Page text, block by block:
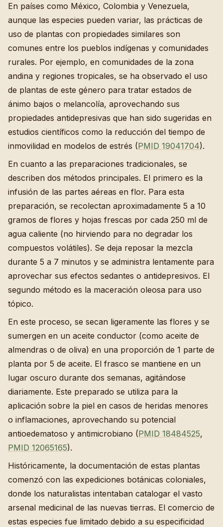
En países como México, Colombia y Venezuela,
aunque las especies pueden variar, las prácticas de
uso de plantas con propiedades similares son
comunes entre los pueblos indígenas y comunidades
rurales. Por ejemplo, en comunidades de la zona
andina y regiones tropicales, se ha observado el uso
de plantas de este género para tratar estados de
ánimo bajos o melancolía, aprovechando sus
propiedades antidepresivas que han sido sugeridas en
estudios científicos como la reducción del tiempo de
inmovilidad en modelos de estrés (PMID 19041704).
En cuanto a las preparaciones tradicionales, se
describen dos métodos principales. El primero es la
infusión de las partes aéreas en flor. Para esta
preparación, se recolectan aproximadamente 5 a 10
gramos de flores y hojas frescas por cada 250 ml de
agua caliente (no hirviendo para no degradar los
compuestos volátiles). Se deja reposar la mezcla
durante 5 a 7 minutos y se administra lentamente para
aprovechar sus efectos sedantes o antidepresivos. El
segundo método es la maceración oleosa para uso
tópico.
En este proceso, se secan ligeramente las flores y se
sumergen en un aceite conductor (como aceite de
almendras o de oliva) en una proporción de 1 parte de
planta por 5 de aceite. El frasco se mantiene en un
lugar oscuro durante dos semanas, agitándose
diariamente. Este preparado se utiliza para la
aplicación sobre la piel en casos de heridas menores
o inflamaciones, aprovechando su potencial
antioedematoso y antimicrobiano (PMID 18484525,
PMID 12065165).
Históricamente, la documentación de estas plantas
comenzó con las expediciones botánicas coloniales,
donde los naturalistas intentaban catalogar el vasto
arsenal medicinal de las nuevas tierras. El comercio de
estas especies fue limitado debido a su especificidad